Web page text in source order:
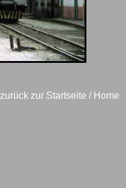
zurück zur Startseite / Home